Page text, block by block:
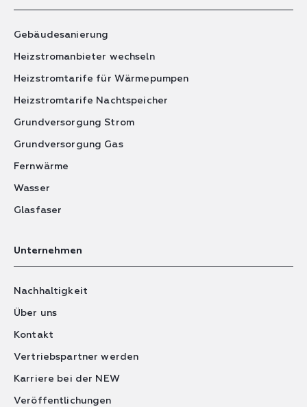
Gebäudesanierung
Heizstromanbieter wechseln
Heizstromtarife für Wärmepumpen
Heizstromtarife Nachtspeicher
Grundversorgung Strom
Grundversorgung Gas
Fernwärme
Wasser
Glasfaser
Unternehmen
Nachhaltigkeit
Über uns
Kontakt
Vertriebspartner werden
Karriere bei der NEW
Veröffentlichungen